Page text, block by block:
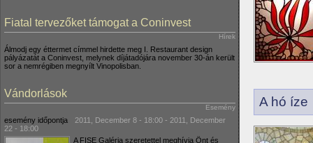
Fiatal tervezőket támogat a Coninvest
Hírek
Álmodj egy éttermet címmel hirdette meg I. Restaurant design
pályázatát a Coninvest, melynek díjátadójára november 30-án került
sor a nemrégiben megnyílt Vinopolisban.
Vándorlások
Esemény
esemény időpontja 2011, December 8 - 18:00 - 2011, December
22 - 18:00
A FISE Galéria szeretettel meghívja Önt és
A hó íze